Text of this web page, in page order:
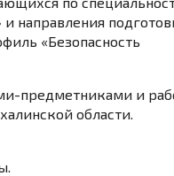
и направления
«Безопасность
предметниками и
области.